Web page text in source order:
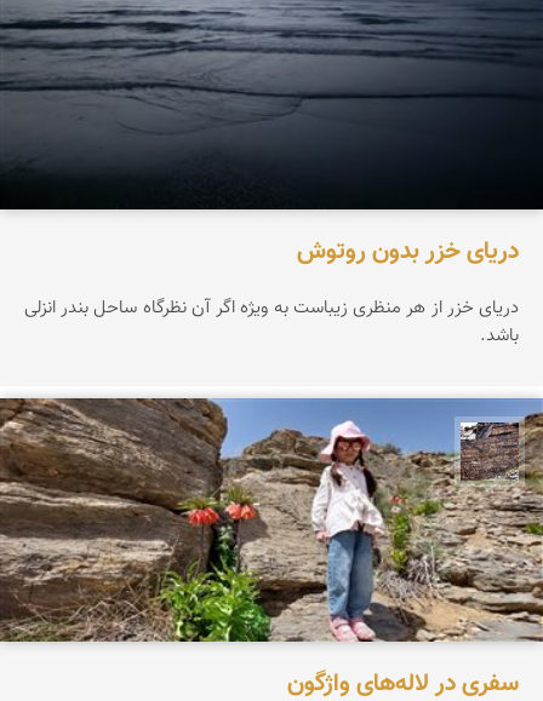
دریای خزر بدون روتوش
دریای خزر از هر منظری زیباست به ویژه اگر آن نظرگاه ساحل بندر انزلی
باشد.
محمد ناصری فرد
سفری در لاله‌های واژگون